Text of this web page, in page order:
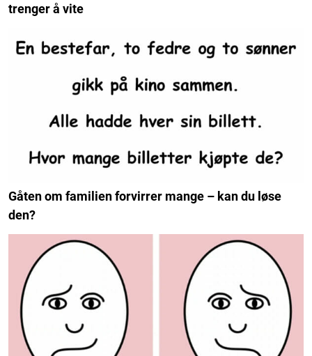
trenger å vite
Gåten om familien forvirrer mange – kan du løse
den?